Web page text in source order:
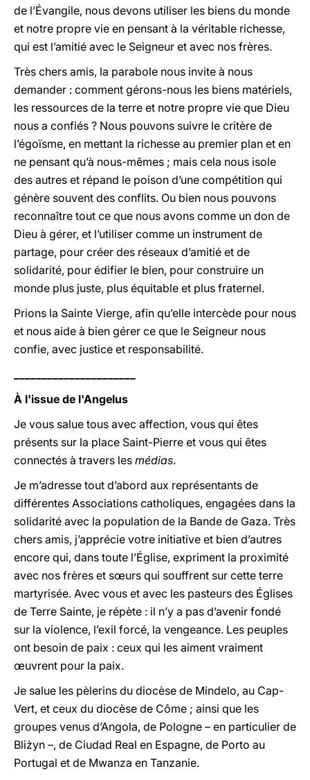
de l’Évangile, nous devons utiliser les biens du monde
et notre propre vie en pensant à la véritable richesse,
qui est l’amitié avec le Seigneur et avec nos frères.
Très chers amis, la parabole nous invite à nous
demander : comment gérons-nous les biens matériels,
les ressources de la terre et notre propre vie que Dieu
nous a confiés ? Nous pouvons suivre le critère de
l’égoïsme, en mettant la richesse au premier plan et en
ne pensant qu’à nous-mêmes ; mais cela nous isole
des autres et répand le poison d’une compétition qui
génère souvent des conflits. Ou bien nous pouvons
reconnaître tout ce que nous avons comme un don de
Dieu à gérer, et l’utiliser comme un instrument de
partage, pour créer des réseaux d’amitié et de
solidarité, pour édifier le bien, pour construire un
monde plus juste, plus équitable et plus fraternel.
Prions la Sainte Vierge, afin qu’elle intercède pour nous
et nous aide à bien gérer ce que le Seigneur nous
confie, avec justice et responsabilité.
À l'issue de l'Angelus
Je vous salue tous avec affection, vous qui êtes
présents sur la place Saint-Pierre et vous qui êtes
connectés à travers les médias.
Je m’adresse tout d’abord aux représentants de
différentes Associations catholiques, engagées dans la
solidarité avec la population de la Bande de Gaza. Très
chers amis, j’apprécie votre initiative et bien d’autres
encore qui, dans toute l’Église, expriment la proximité
avec nos frères et sœurs qui souffrent sur cette terre
martyrisée. Avec vous et avec les pasteurs des Églises
de Terre Sainte, je répète : il n’y a pas d’avenir fondé
sur la violence, l’exil forcé, la vengeance. Les peuples
ont besoin de paix : ceux qui les aiment vraiment
œuvrent pour la paix.
Je salue les pèlerins du diocèse de Mindelo, au Cap-
Vert, et ceux du diocèse de Côme ; ainsi que les
groupes venus d’Angola, de Pologne – en particulier de
Bliżyn –, de Ciudad Real en Espagne, de Porto au
Portugal et de Mwanza en Tanzanie.